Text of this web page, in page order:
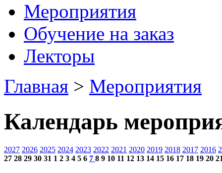
Мероприятия
Обучение на заказ
Лекторы
Главная > Мероприятия
Календарь
2027 2026 2025 2024 2023 2022 2021 2020 2019 2018 2017 2016
27 28 29 30 31 1 2 3 4 5 6 7 8 9 10 11 12 13 14 15 16 17 18 19 20